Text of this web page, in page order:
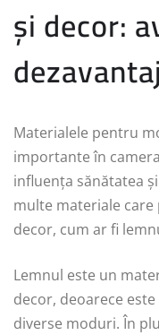
și decor:
Materialele pentru
importante în
influența sănătatea
multe materiale
decor, cum ar fi
Lemnul este un
decor, deoarece
diverse moduri. În